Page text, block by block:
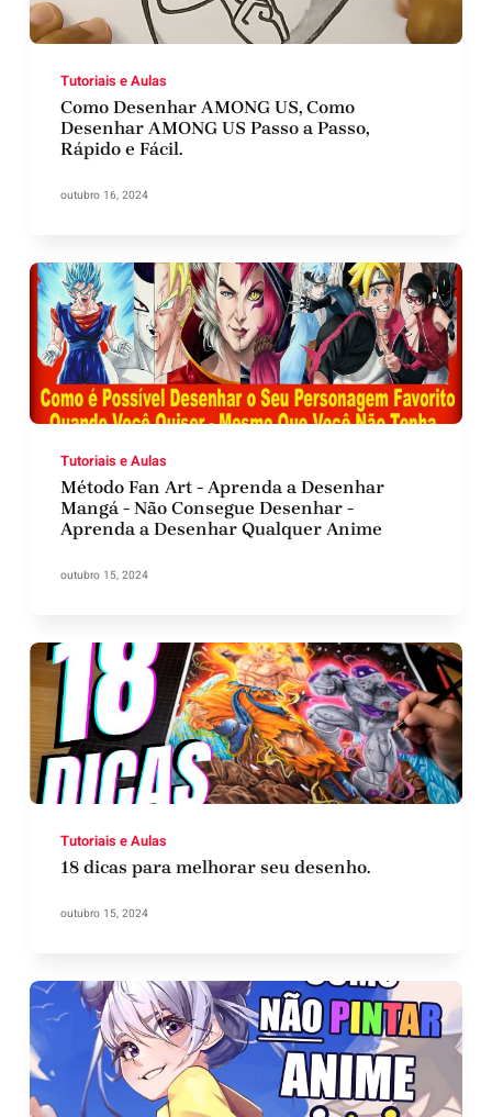
Tutoriais e Aulas
Como Desenhar AMONG US, Como
Desenhar AMONG US Passo a Passo,
Rápido e Fácil.
outubro 16, 2024
Tutoriais e Aulas
Método Fan Art - Aprenda a Desenhar
Mangá - Não Consegue Desenhar -
Aprenda a Desenhar Qualquer Anime
outubro 15, 2024
Tutoriais e Aulas
18 dicas para melhorar seu desenho.
outubro 15, 2024